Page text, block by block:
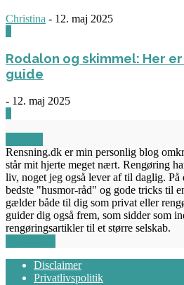
Christina - 12. maj 2025
Rodalon og skimmel: Her
guide
- 12. maj 2025
Rensning.dk er min personlig blog
står mit hjerte meget nært. Rengøring
liv, noget jeg også lever af til daglig.
bedste "husmor-råd" og gode tricks til
gælder både til dig som privat eller
guider dig også frem, som sidder som
rengøringsartikler til et større selskab.
Disclaimer
Privatlivspolitik